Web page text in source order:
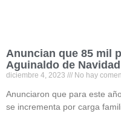
Anuncian que 85 mil
Aguinaldo de
diciembre 4, 2023 No hay
Anunciaron que para este
se incrementa por carga